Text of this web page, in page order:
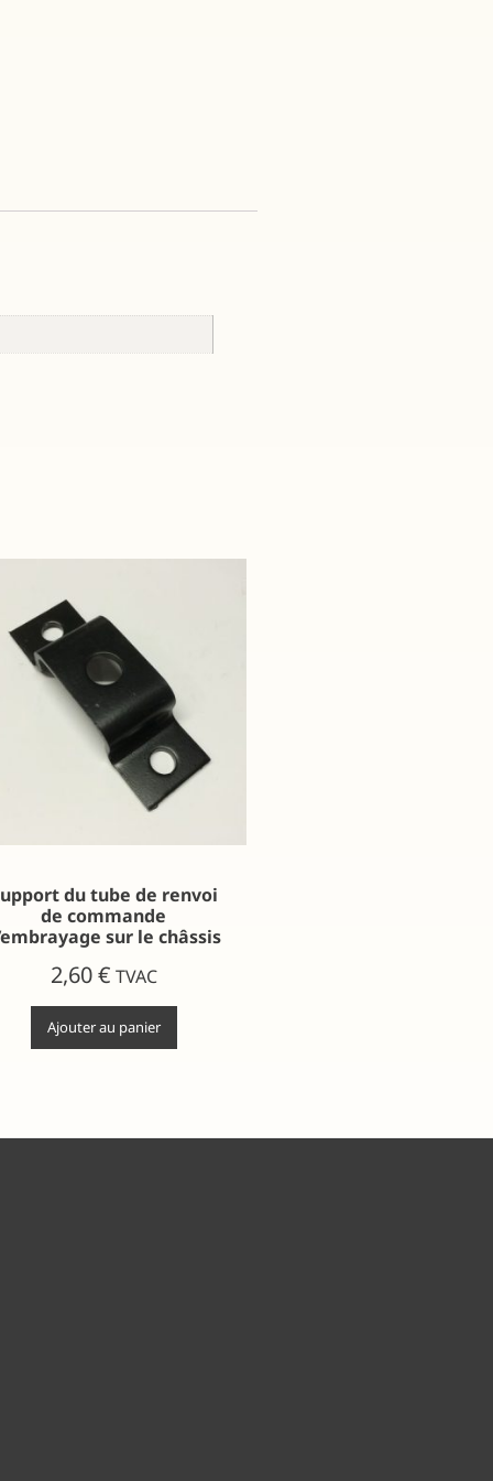
du tube de renvoi
de commande
sur le châssis
2,60€ TVAC
Ajouter au panier